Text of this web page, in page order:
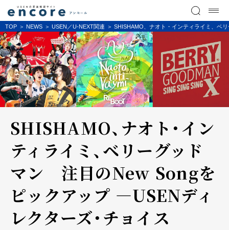
TOP NEWS USEN／U-NEXT関連 SHISHAMO、ナオト・インティライミ、ベ
SHISHAMO、ナオト・イン
ティライミ、ベリーグッド
マン 注目のNew Songを
ピックアップ ―USENディ
レクターズ・チョイス